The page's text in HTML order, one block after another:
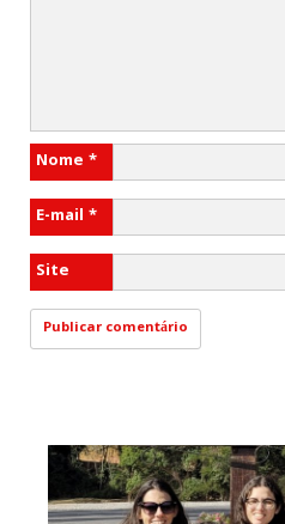
Nome *
E-mail *
Site